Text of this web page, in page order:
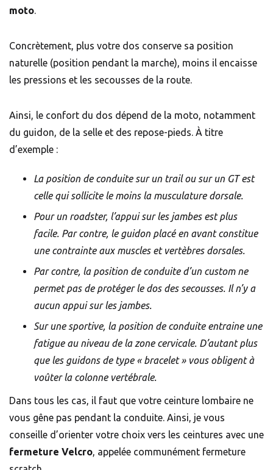
moto.
Concrètement, plus votre dos conserve sa position
naturelle (position pendant la marche), moins il encaisse
les pressions et les secousses de la route.
Ainsi, le confort du dos dépend de la moto, notamment
du guidon, de la selle et des repose-pieds. À titre
d’exemple :
La position de conduite sur un trail ou sur un GT est
celle qui sollicite le moins la musculature dorsale.
Pour un roadster, l’appui sur les jambes est plus
facile. Par contre, le guidon placé en avant constitue
une contrainte aux muscles et vertèbres dorsales.
Par contre, la position de conduite d’un custom ne
permet pas de protéger le dos des secousses. Il n’y a
aucun appui sur les jambes.
Sur une sportive, la position de conduite entraine une
fatigue au niveau de la zone cervicale. D’autant plus
que les guidons de type « bracelet » vous obligent à
voûter la colonne vertébrale.
Dans tous les cas, il faut que votre ceinture lombaire ne
vous gêne pas pendant la conduite. Ainsi, je vous
conseille d’orienter votre choix vers les ceintures avec une
fermeture Velcro, appelée communément fermeture